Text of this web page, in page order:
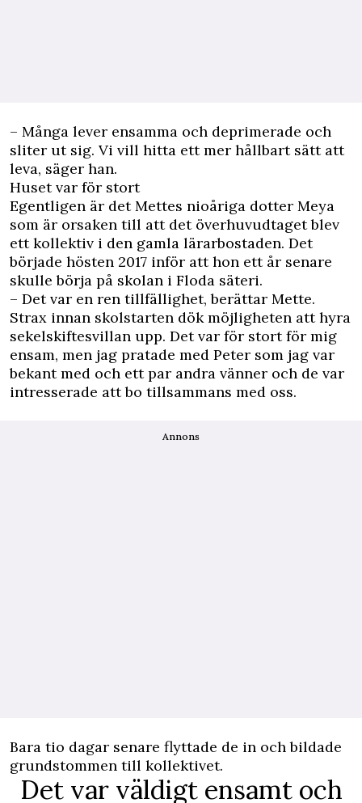
– Många lever ensamma och deprimerade och
sliter ut sig. Vi vill hitta ett mer hållbart sätt att
leva, säger han.
Huset var för stort
Egentligen är det Mettes nioåriga dotter Meya
som är orsaken till att det överhuvudtaget blev
ett kollektiv i den gamla lärarbostaden. Det
började hösten 2017 inför att hon ett år senare
skulle börja på skolan i Floda säteri.
– Det var en ren tillfällighet, berättar Mette.
Strax innan skolstarten dök möjligheten att hyra
sekelskiftesvillan upp. Det var för stort för mig
ensam, men jag pratade med Peter som jag var
bekant med och ett par andra vänner och de var
intresserade att bo tillsammans med oss.
Annons
Bara tio dagar senare flyttade de in och bildade
grundstommen till kollektivet.
Det var väldigt ensamt och